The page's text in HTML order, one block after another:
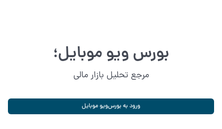
بورس ویو موبایل؛
مرجع تحلیل بازار مالی
ورود به بورس‌ویو موبایل